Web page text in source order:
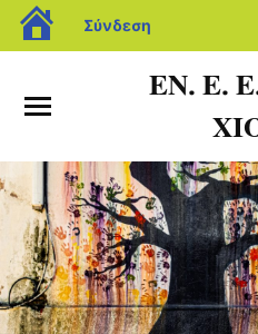
Σύνδεση
ΕΝ. Ε.